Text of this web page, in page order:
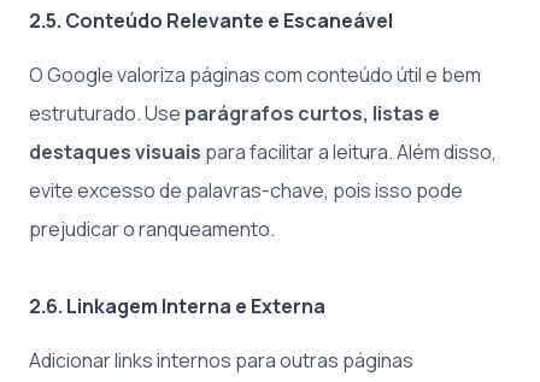
2.5. Conteúdo Relevante e Escaneável
O Google valoriza páginas com conteúdo útil e bem
estruturado. Use parágrafos curtos, listas e
destaques visuais para facilitar a leitura. Além disso,
evite excesso de palavras-chave, pois isso pode
prejudicar o ranqueamento.
2.6. Linkagem Interna e Externa
Adicionar links internos para outras páginas